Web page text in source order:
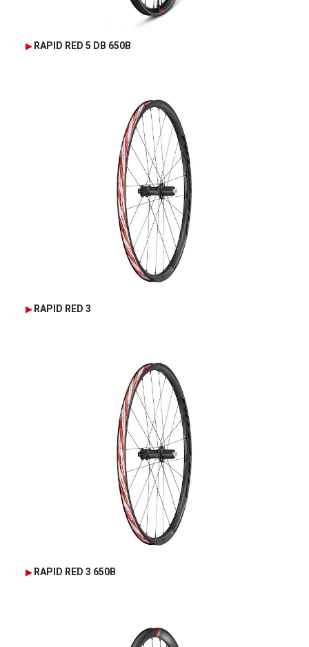
RAPID RED 5 DB 650B
RAPID RED 3
RAPID RED 3 650B